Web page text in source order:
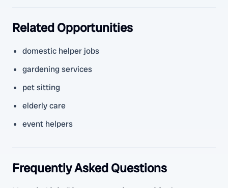
Related Opportunities
domestic helper jobs
gardening services
pet sitting
elderly care
event helpers
Frequently Asked Questions